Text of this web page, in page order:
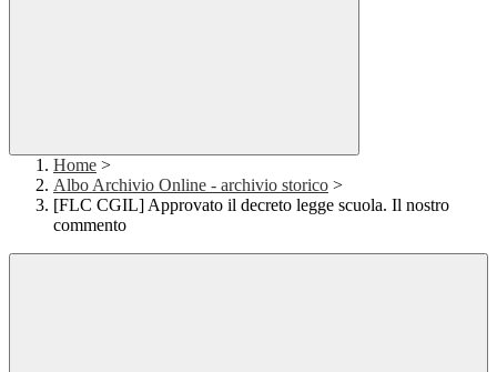
Home >
Albo Archivio Online - archivio storico >
[FLC CGIL] Approvato il decreto legge scuola. Il nostro
commento